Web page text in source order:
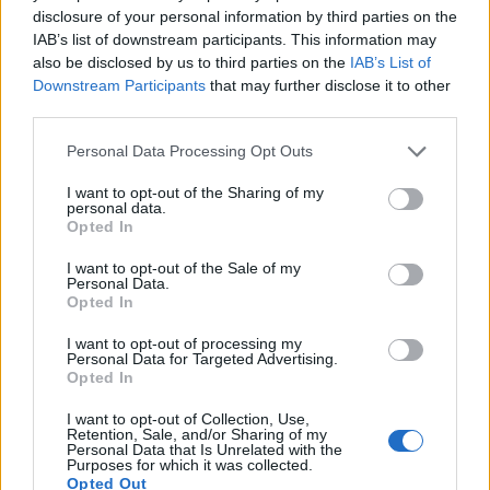
disclosure of your personal information by third parties on the
IAB’s list of downstream participants. This information may
also be disclosed by us to third parties on the IAB’s List of
Downstream Participants that may further disclose it to other
Personal Data Processing Opt Outs
I want to opt-out of the Sharing of my
personal data.
Opted In
I want to opt-out of the Sale of my
Personal Data.
Opted In
I want to opt-out of processing my
Personal Data for Targeted Advertising.
Opted In
I want to opt-out of Collection, Use,
Retention, Sale, and/or Sharing of my
Personal Data that Is Unrelated with the
Purposes for which it was collected.
Opted Out
Triglicéridos altos